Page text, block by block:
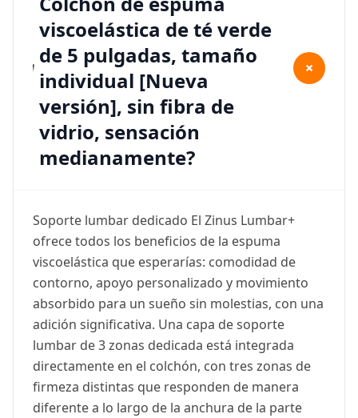
viscoelástica de té verde
de 5 pulgadas, tamaño
individual [Nueva
versión], sin fibra de
vidrio, sensación
medianamente?
+
Soporte lumbar dedicado El Zinus Lumbar+
ofrece todos los beneficios de la espuma
viscoelástica que esperarías: comodidad de
contorno, apoyo personalizado y movimiento
absorbido para un sueño sin molestias, con una
adición significativa. Una capa de soporte
lumbar de 3 zonas dedicada está integrada
directamente en el colchón, con tres zonas de
firmeza distintas que responden de manera
diferente a lo largo de la anchura de la parte